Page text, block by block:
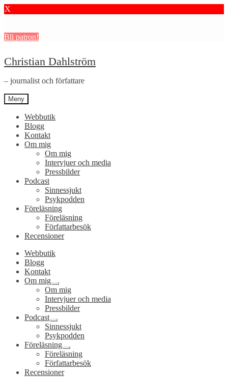
X
Bli patron!
Hoppa
till
navigering
Hoppa
till
innehåll
Christian Dahlström
– journalist och författare
Meny
Webbutik
Blogg
Kontakt
Om mig
Om mig
Intervjuer och media
Pressbilder
Podcast
Sinnessjukt
Psykpodden
Föreläsning
Föreläsning
Författarbesök
Recensioner
Webbutik
Blogg
Kontakt
Om mig
Expandera
undermeny
Om mig
Intervjuer och media
Pressbilder
Podcast
Expandera
undermeny
Sinnessjukt
Psykpodden
Föreläsning
Expandera
undermeny
Föreläsning
Författarbesök
Recensioner